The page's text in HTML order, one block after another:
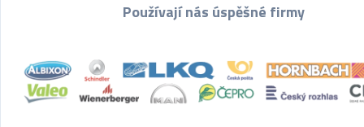
Používají nás úspěšné firmy